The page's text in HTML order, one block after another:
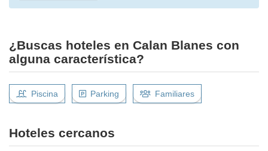
¿Buscas hoteles en Calan Blanes con
alguna característica?
Piscina Parking Familiares
Hoteles cercanos